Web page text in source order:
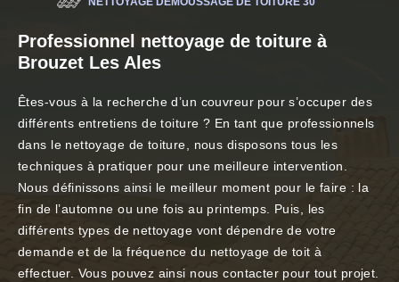
Professionnel nettoyage de toiture à
Brouzet Les Ales
Êtes-vous à la recherche d’un couvreur pour s’occuper des
différents entretiens de toiture ? En tant que professionnels
dans le nettoyage de toiture, nous disposons tous les
techniques à pratiquer pour une meilleure intervention.
Nous définissons ainsi le meilleur moment pour le faire : la
fin de l’automne ou une fois au printemps. Puis, les
différents types de nettoyage vont dépendre de votre
demande et de la fréquence du nettoyage de toit à
effectuer. Vous pouvez ainsi nous contacter pour tout projet.